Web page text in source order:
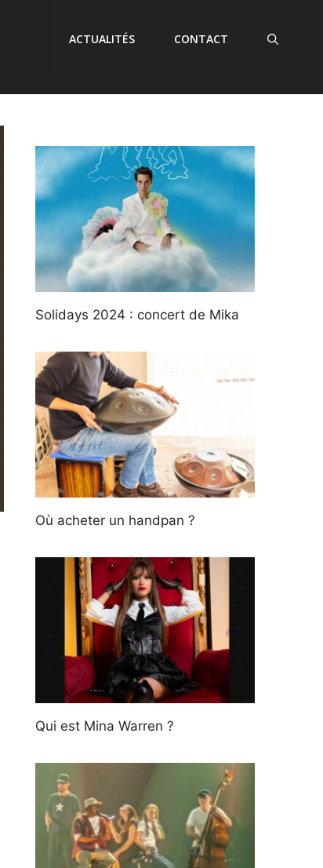
ACTUALITÉS CONTACT
Solidays 2024 : concert de Mika
Où acheter un handpan ?
Qui est Mina Warren ?